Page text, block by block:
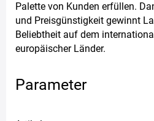
Palette von Kunden erfüllen.
und Preisgünstigkeit gewinnt
Beliebtheit auf dem
europäischer Länder.
Parameter